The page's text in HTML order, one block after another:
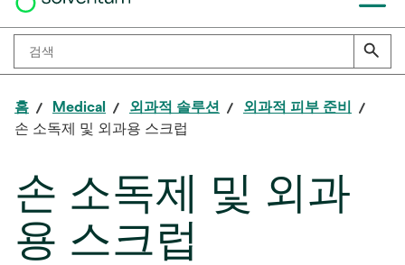
홈 Medical 외과적 솔루션
외과적 피부 준비
손 소독제 및 외과용 스크럽
손 소독제 및 외과
용 스크럽